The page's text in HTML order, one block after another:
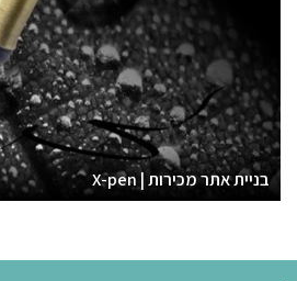
בניית אתר מכירות | X-pen